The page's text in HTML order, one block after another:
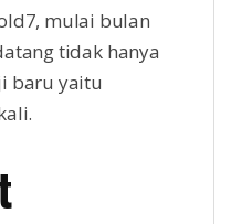
mulai bulan
tidak hanya
baru yaitu